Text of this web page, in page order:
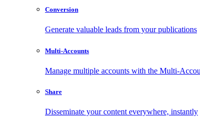
Conversion
Generate valuable leads from your publications
Multi-Accounts
Manage multiple accounts with the Multi-
Share
Disseminate your content everywhere, instantly